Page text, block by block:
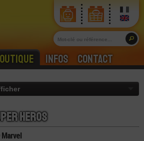
Infos Contact
heros